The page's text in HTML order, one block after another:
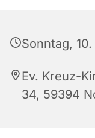
Sonntag,
Ev. Kreuz-
34, 59394